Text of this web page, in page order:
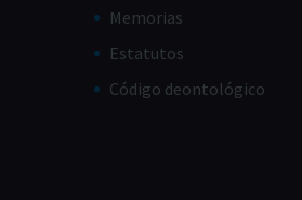
Memorias
Estatutos
Código deontológico